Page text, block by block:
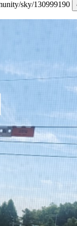
sky/130999190